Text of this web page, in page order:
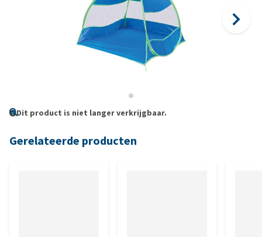
Dit product is niet langer verkrijgbaar.
Gerelateerde producten